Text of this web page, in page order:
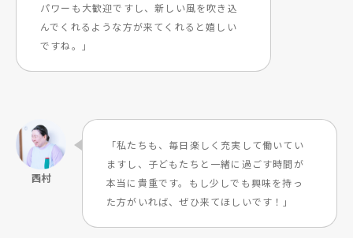
パワーも大歓迎ですし、新しい風を吹き込
んでくれるような方が来てくれると嬉しい
ですね。」
「私たちも、毎日楽しく充実して働いてい
ますし、子どもたちと一緒に過ごす時間が
本当に貴重です。もし少しでも興味を持っ
た方がいれば、ぜひ来てほしいです！」